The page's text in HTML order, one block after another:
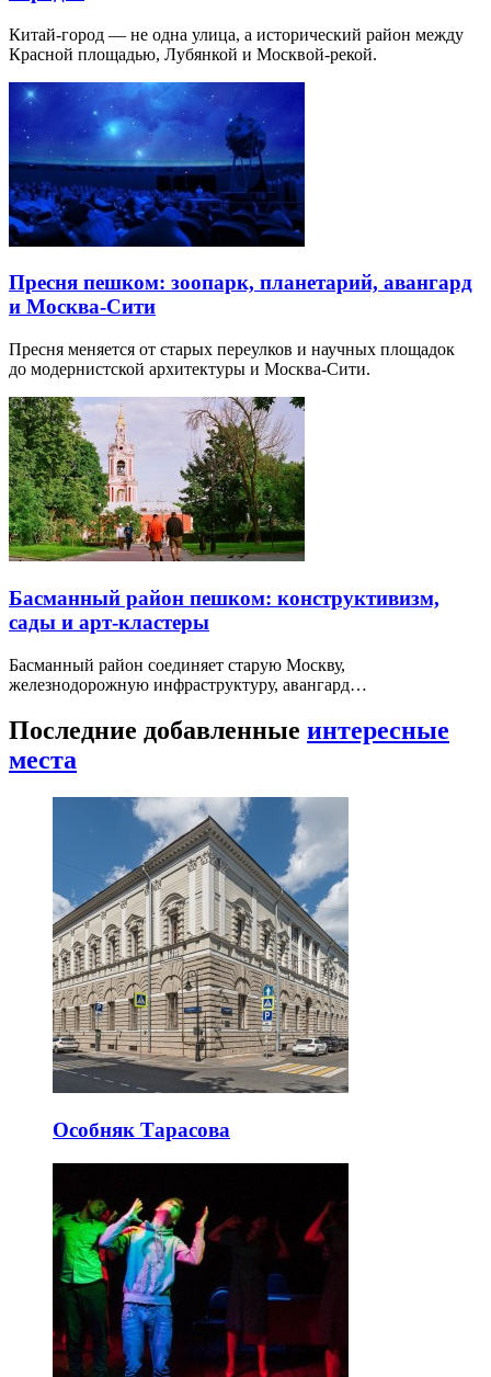
Китай-город — не одна улица, а исторический район между
Красной площадью, Лубянкой и Москвой-рекой.
Пресня пешком: зоопарк, планетарий, авангард
и Москва-Сити
Пресня меняется от старых переулков и научных площадок
до модернистской архитектуры и Москва-Сити.
Басманный район пешком: конструктивизм,
сады и арт-кластеры
Басманный район соединяет старую Москву,
железнодорожную инфраструктуру, авангард…
Последние добавленные интересные
места
Особняк Тарасова